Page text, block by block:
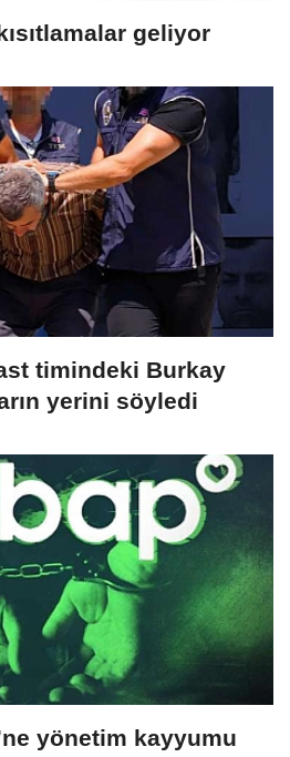
geliyor
timindeki Burkay
yerini söyledi
yönetim kayyumu